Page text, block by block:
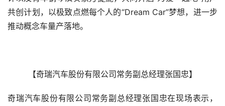
共创计划，以极致点燃每个人的“Dream Car”梦想，进一步
推动概念车量产落地。
【奇瑞汽车股份有限公司常务副总经理张国忠】
奇瑞汽车股份有限公司常务副总经理张国忠在现场表示，